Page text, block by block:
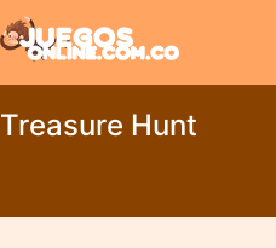
Treasure Hunt